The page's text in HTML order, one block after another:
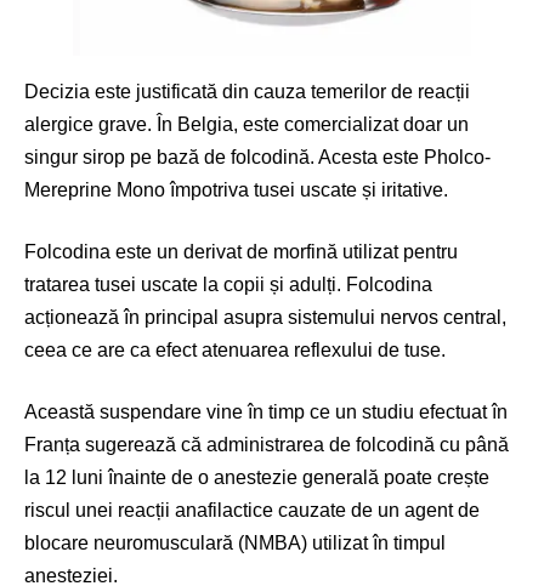
Decizia este justificată din cauza temerilor de reacții
alergice grave. În Belgia, este comercializat doar un
singur sirop pe bază de folcodină. Acesta este Pholco-
Mereprine Mono împotriva tusei uscate și iritative.
Folcodina este un derivat de morfină utilizat pentru
tratarea tusei uscate la copii și adulți. Folcodina
acționează în principal asupra sistemului nervos central,
ceea ce are ca efect atenuarea reflexului de tuse.
Această suspendare vine în timp ce un studiu efectuat în
Franța sugerează că administrarea de folcodină cu până
la 12 luni înainte de o anestezie generală poate crește
riscul unei reacții anafilactice cauzate de un agent de
blocare neuromusculară (NMBA) utilizat în timpul
anesteziei.